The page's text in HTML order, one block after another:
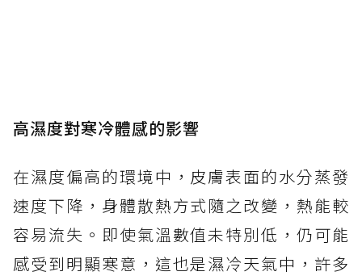
高濕度對寒冷體感的影響
在濕度偏高的環境中，皮膚表面的水分蒸發
速度下降，身體散熱方式隨之改變，熱能較
容易流失。即使氣溫數值未特別低，仍可能
感受到明顯寒意，這也是濕冷天氣中，許多